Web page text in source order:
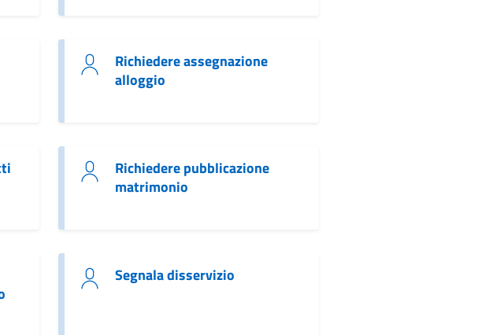
Richiedere assegnazione
alloggio
Richiedere pubblicazione
matrimonio
Segnala disservizio